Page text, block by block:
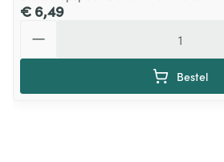
€ 6,49
Bestel